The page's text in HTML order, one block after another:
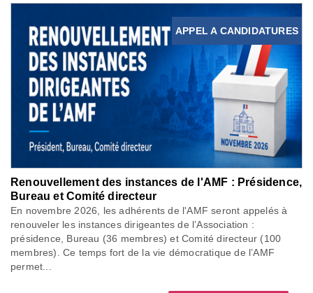
APPEL A CANDIDATURES
Renouvellement des instances de l'AMF : Présidence,
Bureau et Comité directeur
En novembre 2026, les adhérents de l'AMF seront appelés à
renouveler les instances dirigeantes de l’Association :
présidence, Bureau (36 membres) et Comité directeur (100
membres). Ce temps fort de la vie démocratique de l’AMF
permet...